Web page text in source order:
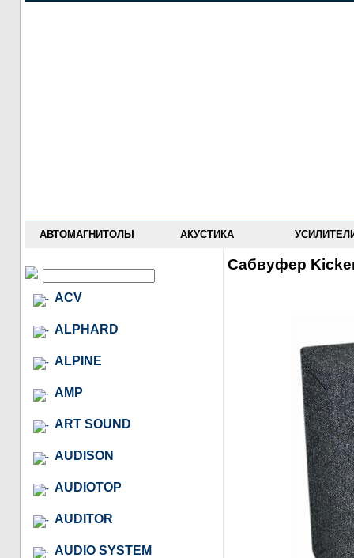
АВТОМАГНИТОЛЫ АКУСТИКА
ACV
ALPHARD
ALPINE
AMP
ART SOUND
AUDISON
AUDIOTOP
AUDITOR
AUDIO SYSTEM
Сабвуфер